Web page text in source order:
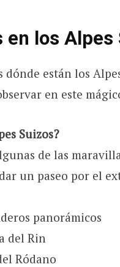
los Alpes
dónde están los
en este
Suizos?
de las
un paseo por el
panorámicos
del Rin
Ródano